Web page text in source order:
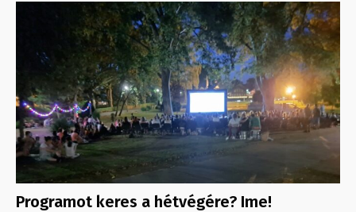
Programot keres a hétvégére? Ime!